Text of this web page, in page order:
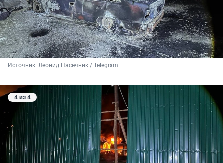
Источник: Леонид Пасечник / Telegram
4 из 4